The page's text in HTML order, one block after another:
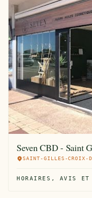
Seven CBD - Saint
SAINT-GILLES-
HORAIRES, AVIS ET